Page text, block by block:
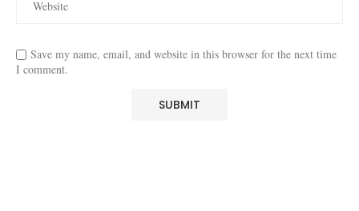
Save my name, email, and website in this browser for the next time
I comment.